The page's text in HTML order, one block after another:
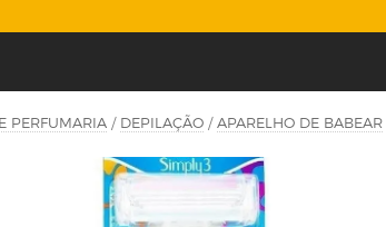
PERFUMARIA / DEPILAÇÃO / APARELHO DE BABEAR